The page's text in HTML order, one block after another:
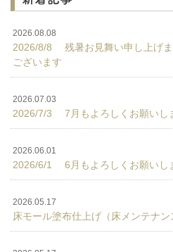
2026.08.08
2026/8/8 残暑お見舞い申し上げま
ございます
2026.07.03
2026/7/3 7月もよろしくお願いし
2026.06.01
2026/6/1 6月もよろしくお願いし
2026.05.17
床モール塗布仕上げ（床メンテナン